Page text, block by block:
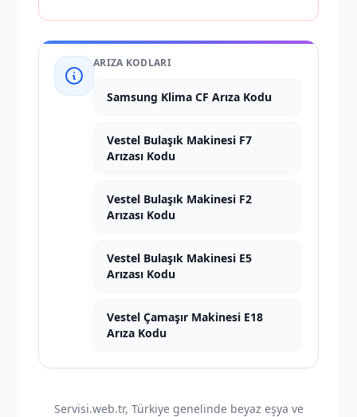
ARIZA KODLARI
Samsung Klima CF Arıza Kodu
Vestel Bulaşık Makinesi F7
Arızası Kodu
Vestel Bulaşık Makinesi F2
Arızası Kodu
Vestel Bulaşık Makinesi E5
Arızası Kodu
Vestel Çamaşır Makinesi E18
Arıza Kodu
Servisi.web.tr, Türkiye genelinde beyaz eşya ve